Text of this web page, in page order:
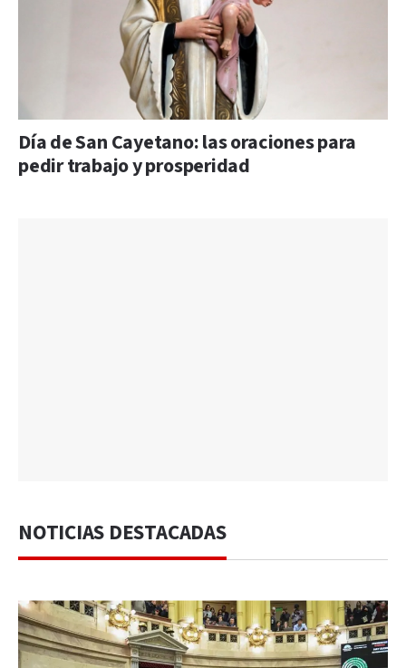
Día de San Cayetano: las oraciones para
pedir trabajo y prosperidad
NOTICIAS DESTACADAS